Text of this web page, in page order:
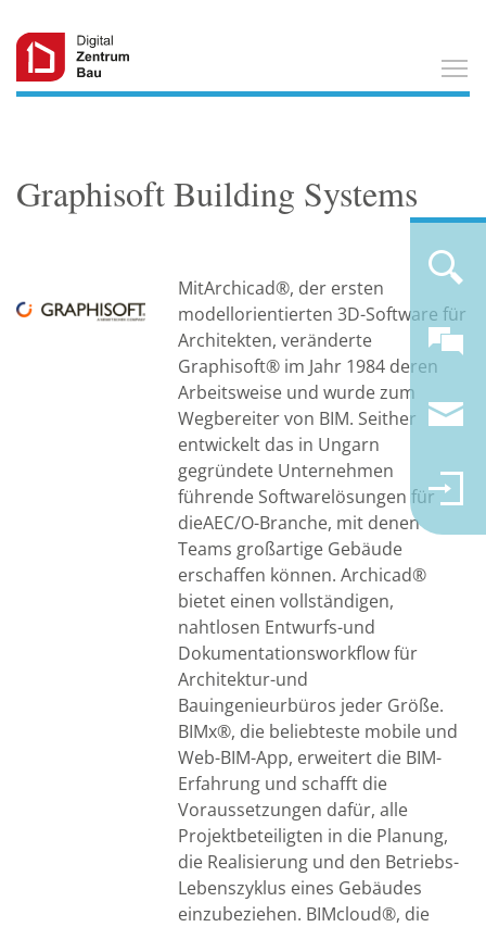
Graphisoft Building Systems
MitArchicad®, der ersten
modellorientierten 3D-Software für
Architekten, veränderte
Graphisoft® im Jahr 1984 deren
Arbeitsweise und wurde zum
Wegbereiter von BIM. Seither
entwickelt das in Ungarn
gegründete Unternehmen
führende Softwarelösungen für
dieAEC/O-Branche, mit denen
Teams großartige Gebäude
erschaffen können. Archicad®
bietet einen vollständigen,
nahtlosen Entwurfs-und
Dokumentationsworkflow für
Architektur-und
Bauingenieurbüros jeder Größe.
BIMx®, die beliebteste mobile und
Web-BIM-App, erweitert die BIM-
Erfahrung und schafft die
Voraussetzungen dafür, alle
Projektbeteiligten in die Planung,
die Realisierung und den Betriebs-
Lebenszyklus eines Gebäudes
einzubeziehen. BIMcloud®, die